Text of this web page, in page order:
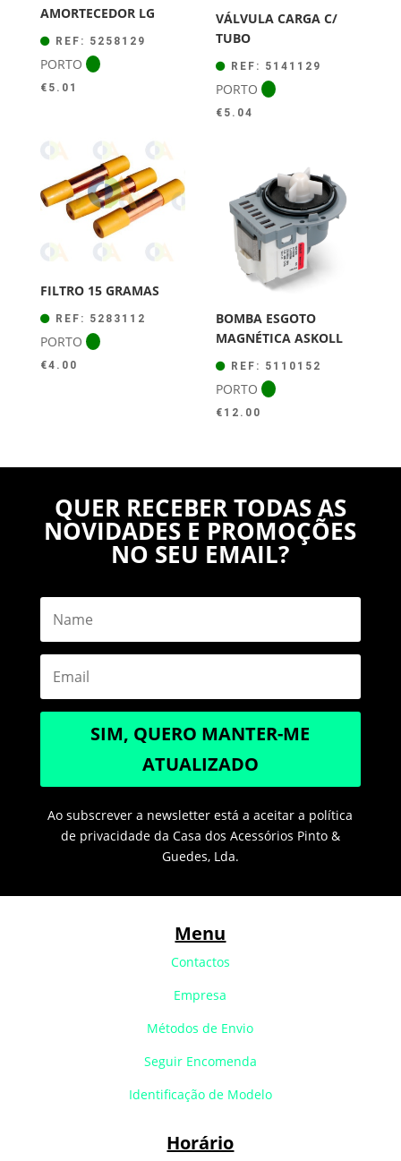
AMORTECEDOR LG
REF: 5258129
PORTO
€ 5.01
VÁLVULA CARGA C/
TUBO
REF: 5141129
PORTO
€ 5.04
FILTRO 15 GRAMAS
REF: 5283112
PORTO
€4.00
BOMBA ESGOTO
MAGNÉTICA ASKOLL
REF: 5110152
PORTO
€ 12.00
QUER RECEBER TODAS AS
NOVIDADES E PROMOÇÕES
NO SEU EMAIL?
SIM, QUERO MANTER-ME
ATUALIZADO
Ao subscrever a newsletter está a aceitar a política
de privacidade da Casa dos Acessórios Pinto &
Guedes, Lda.
Menu
Contactos
Empresa
Métodos de Envio
Seguir Encomenda
Identificação de Modelo
Horário